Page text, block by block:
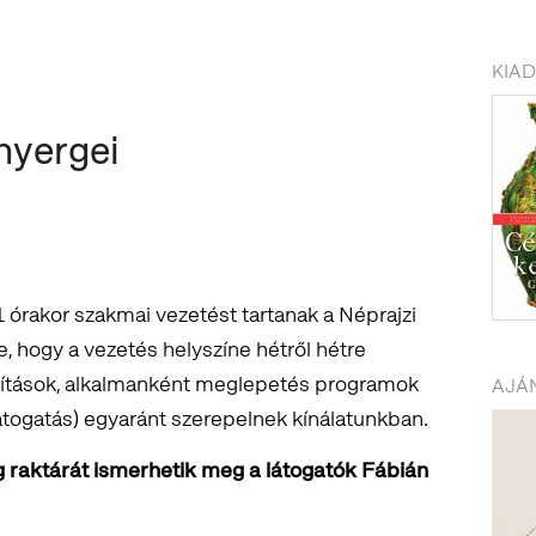
szakmai vezetést tartanak a Néprajzi
hogy a vezetés helyszíne hétről hétre
alkalmanként meglepetés programok
egyaránt szerepelnek kínálatunkban.
raktárát ismerhetik meg a látogatók Fábián